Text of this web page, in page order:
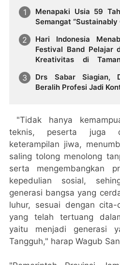
Menapaki Usia 59
Semangat “Sustainably
Hari Indonesia
Festival Band Pelajar
Kreativitas di
Drs Sabar Siagian,
Beralih Profesi Jadi
"Tidak hanya
teknis, peserta juga
keterampilan jiwa,
saling tolong menolong
serta mengembangkan
kepedulian sosial,
generasi bangsa yang
luhur, sesuai dengan
yang telah tertuang
yaitu menjadi generasi
Tangguh," harap Wagub